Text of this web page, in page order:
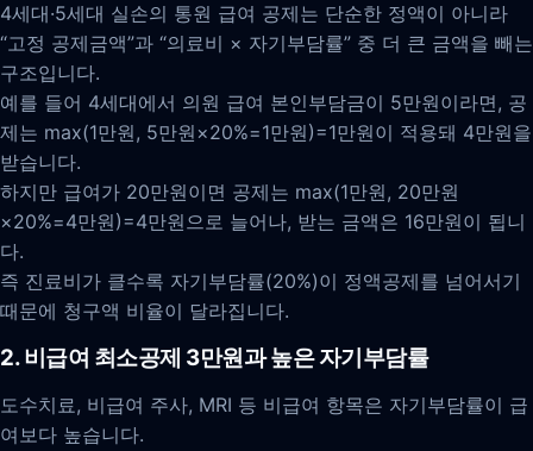
4세대·5세대 실손의 통원 급여 공제는 단순한 정액이 아니라
“고정 공제금액”과 “의료비 × 자기부담률” 중 더 큰 금액을 빼는
구조입니다.
예를 들어 4세대에서 의원 급여 본인부담금이 5만원이라면, 공
제는 max(1만원, 5만원×20%=1만원)=1만원이 적용돼 4만원을
받습니다.
하지만 급여가 20만원이면 공제는 max(1만원, 20만원
×20%=4만원)=4만원으로 늘어나, 받는 금액은 16만원이 됩니
다.
즉 진료비가 클수록 자기부담률(20%)이 정액공제를 넘어서기
때문에 청구액 비율이 달라집니다.
2. 비급여 최소공제 3만원과 높은 자기부담률
도수치료, 비급여 주사, MRI 등 비급여 항목은 자기부담률이 급
여보다 높습니다.